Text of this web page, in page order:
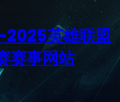
2025英雄联盟
赛事网站